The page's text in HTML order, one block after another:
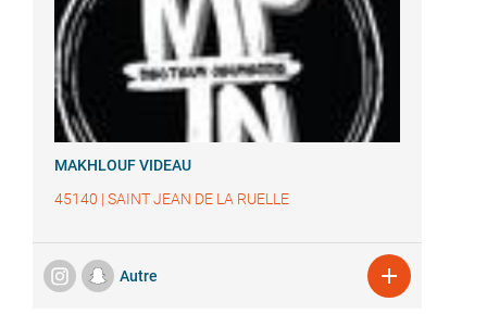
MAKHLOUF VIDEAU
45140 | SAINT JEAN DE LA RUELLE
Autre 